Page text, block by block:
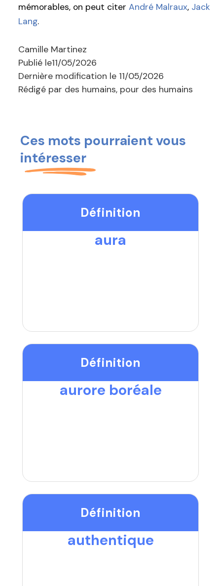
mémorables, on peut citer André Malraux, Jack
Lang.
Camille Martinez
Publié le11/05/2026
Dernière modification le 11/05/2026
Rédigé par des humains, pour des humains
Ces mots pourraient vous
intéresser
Définition
aura
Définition
aurore boréale
Définition
authentique